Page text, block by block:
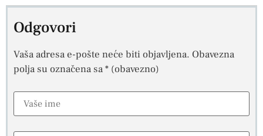
Odgovori
Vaša adresa e-pošte neće biti objavljena. Obavezna
polja su označena sa* (obavezno)